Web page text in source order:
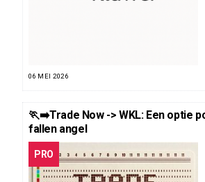
06 MEI 2026
🏃‍➡️Trade Now -> WKL: Een optie
fallen angel
PRO